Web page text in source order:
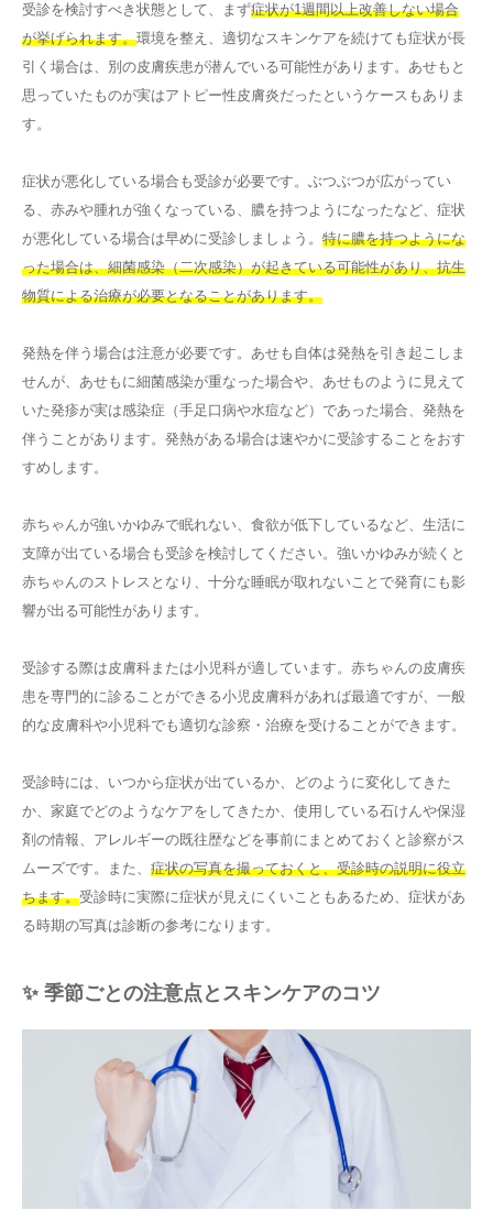
受診を検討すべき状態として、まず症状が1週間以上改善しない場合
が挙げられます。環境を整え、適切なスキンケアを続けても症状が長
引く場合は、別の皮膚疾患が潜んでいる可能性があります。あせもと
思っていたものが実はアトピー性皮膚炎だったというケースもありま
す。
症状が悪化している場合も受診が必要です。ぶつぶつが広がってい
る、赤みや腫れが強くなっている、膿を持つようになったなど、症状
が悪化している場合は早めに受診しましょう。 特に膿を持つようにな
った場合は、細菌感染（二次感染）が起きている可能性があり、抗生
物質による治療が必要となることがあります。
発熱を伴う場合は注意が必要です。あせも自体は発熱を引き起こしま
せんが、あせもに細菌感染が重なった場合や、あせものように見えて
いた発疹が実は感染症（手足口病や水痘など）であった場合、発熱を
伴うことがあります。発熱がある場合は速やかに受診することをおす
すめします。
赤ちゃんが強いかゆみで眠れない、食欲が低下しているなど、生活に
支障が出ている場合も受診を検討してください。強いかゆみが続くと
赤ちゃんのストレスとなり、十分な睡眠が取れないことで発育にも影
響が出る可能性があります。
受診する際は皮膚科または小児科が適しています。赤ちゃんの皮膚疾
患を専門的に診ることができる小児皮膚科があれば最適ですが、一般
的な皮膚科や小児科でも適切な診察・治療を受けることができます。
受診時には、いつから症状が出ているか、どのように変化してきた
か、家庭でどのようなケアをしてきたか、使用している石けんや保湿
剤の情報、アレルギーの既往歴などを事前にまとめておくと診察がス
ムーズです。また、 症状の写真を撮っておくと、受診時の説明に役立
ちます。受診時に実際に症状が見えにくいこともあるため、症状があ
る時期の写真は診断の参考になります。
✨ 季節ごとの注意点とスキンケアのコツ